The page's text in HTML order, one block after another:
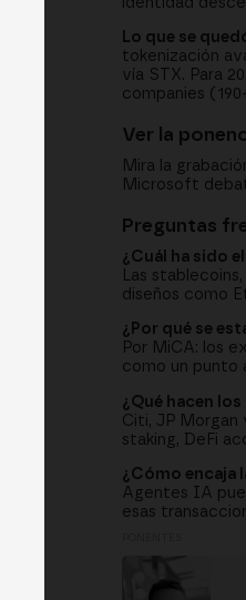
Lo que se
tokenización
vía STX. Para
companies
Ver la
Mira la
Microsoft
Preguntas
¿Cuál ha sido
Las
diseños como
¿Por qué se
Por MiCA: los
como un punto
¿Qué hacen
Citi, JP
staking, DeFi
¿Cómo encaja
Agentes IA
esas